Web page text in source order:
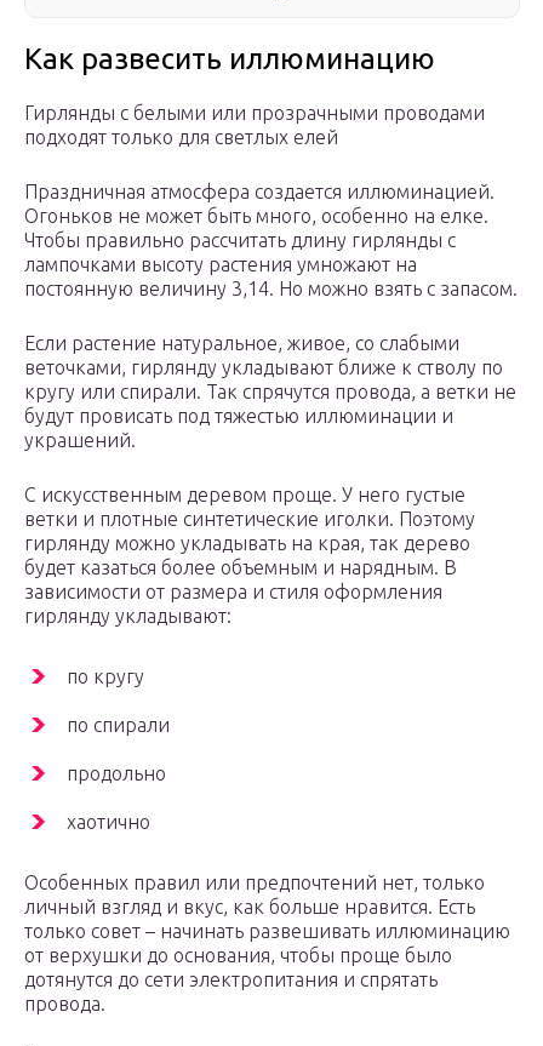
Как развесить иллюминацию
Гирлянды с белыми или прозрачными проводами
подходят только для светлых елей
Праздничная атмосфера создается иллюминацией.
Огоньков не может быть много, особенно на елке.
Чтобы правильно рассчитать длину гирлянды с
лампочками высоту растения умножают на
постоянную величину 3,14. Но можно взять с запасом.
Если растение натуральное, живое, со слабыми
веточками, гирлянду укладывают ближе к стволу по
кругу или спирали. Так спрячутся провода, а ветки не
будут провисать под тяжестью иллюминации и
украшений.
С искусственным деревом проще. У него густые
ветки и плотные синтетические иголки. Поэтому
гирлянду можно укладывать на края, так дерево
будет казаться более объемным и нарядным. В
зависимости от размера и стиля оформления
гирлянду укладывают:
по кругу
по спирали
продольно
хаотично
Особенных правил или предпочтений нет, только
личный взгляд и вкус, как больше нравится. Есть
только совет – начинать развешивать иллюминацию
от верхушки до основания, чтобы проще было
дотянутся до сети электропитания и спрятать
провода.